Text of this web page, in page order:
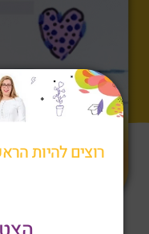
רוצים להיות